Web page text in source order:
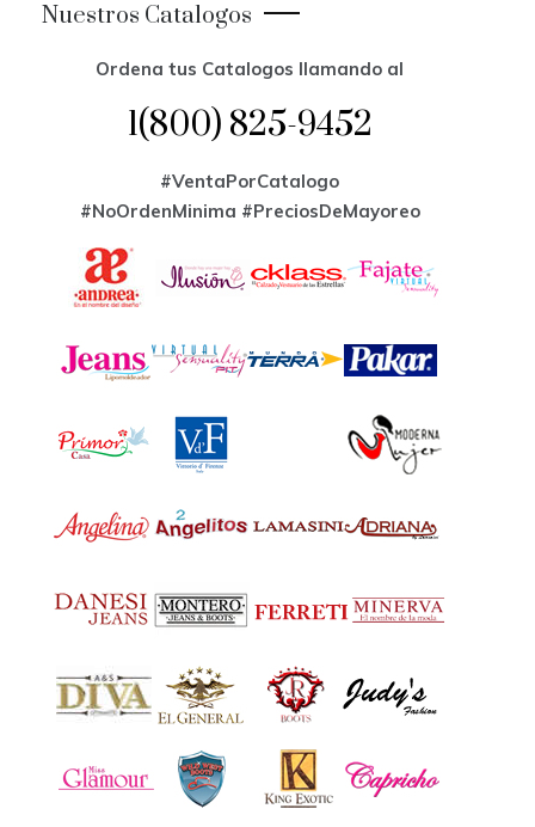
Nuestros Catalogos
Ordena tus Catalogos llamando al
1(800) 825-9452
#VentaPorCatalogo
#NoOrdenMinima #PreciosDeMayoreo